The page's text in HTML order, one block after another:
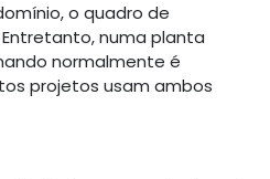
o quadro de
numa planta
normalmente é
projetos usam ambos